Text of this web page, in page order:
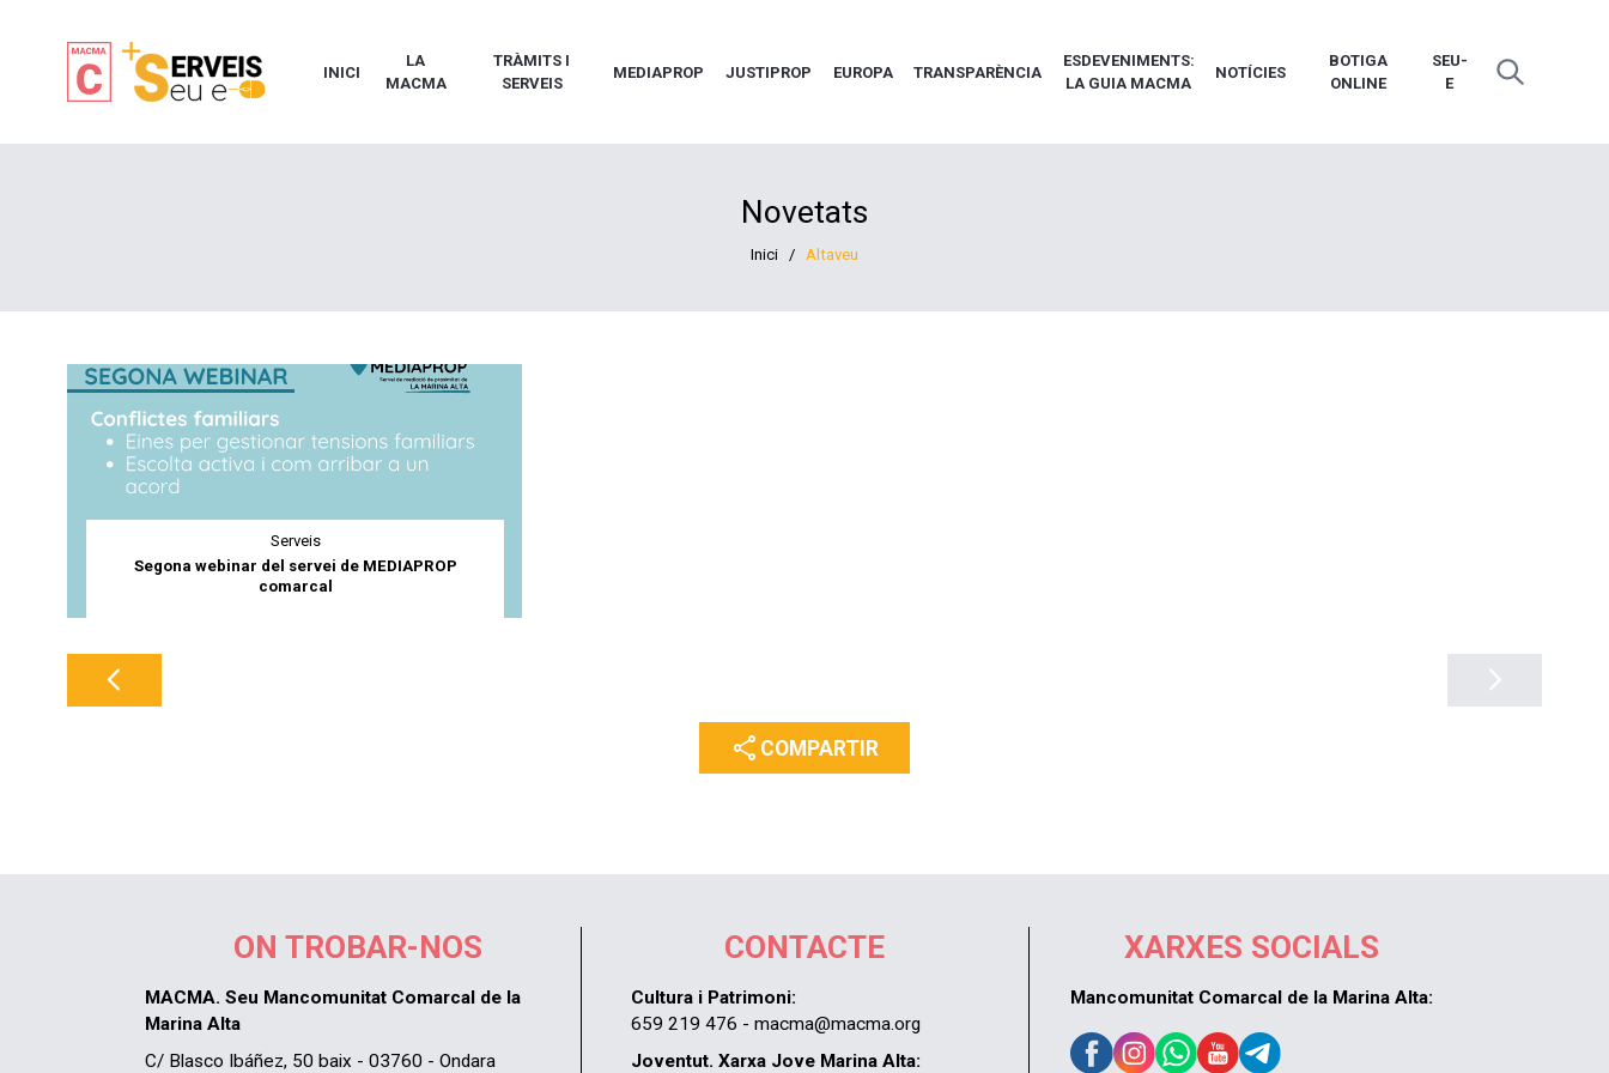
INICI
LA
MACMA
TRÀMITS I
SERVEIS
MEDIAPROP JUSTIPROP EUROPA TRANSPARÈNCIA
ESDEVENIMENTS:
LA GUIA MACMA
NOTÍCIES
BOTIGA
ONLINE
SEU-
E
Novetats
Inici / Altaveu
Serveis
Segona webinar del servei de MEDIAPROP
comarcal
share COMPARTIR
ON TROBAR-NOS
MACMA. Seu Mancomunitat Comarcal de la
Marina Alta
C/ Blasco Ibáñez, 50 baix - 03760 - Ondara
CONTACTE
Cultura i Patrimoni:
659 219 476 - macma@macma.org
Joventut. Xarxa Jove Marina Alta:
XARXES SOCIALS
Mancomunitat Comarcal de la Marina Alta: